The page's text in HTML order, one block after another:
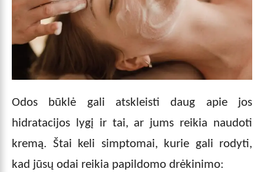
Odos būklė gali atskleisti daug apie jos
hidratacijos lygį ir tai, ar jums reikia naudoti
kremą. Štai keli simptomai, kurie gali rodyti,
kad jūsų odai reikia papildomo drėkinimo: